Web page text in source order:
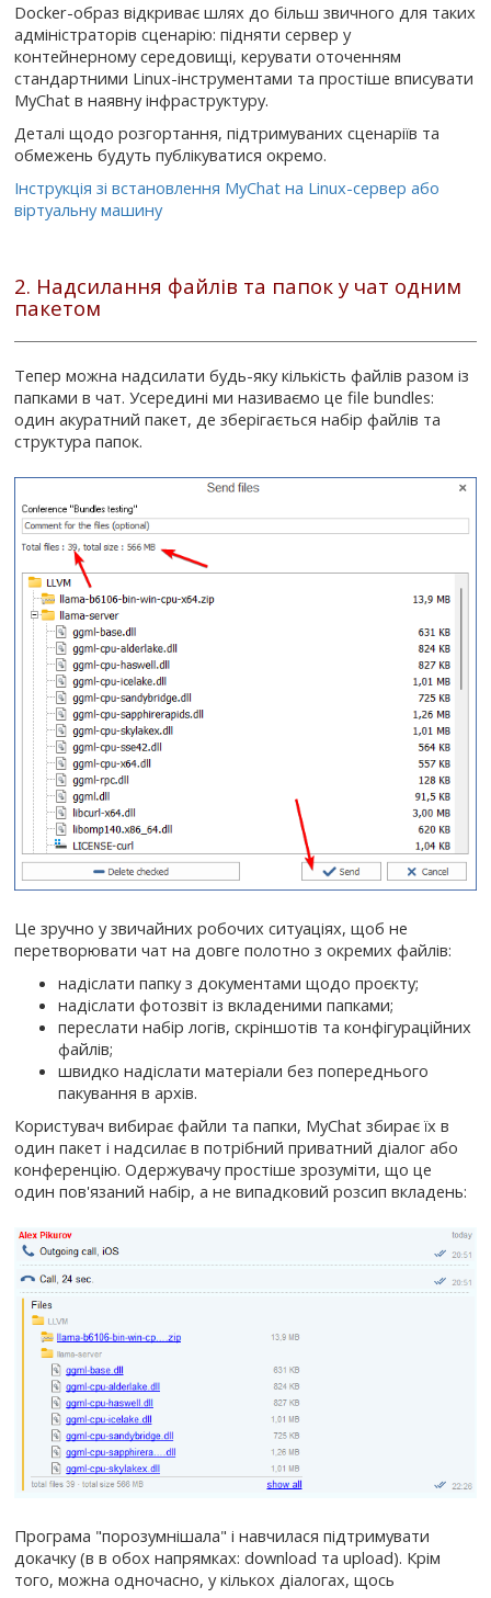
Docker-образ відкриває шлях до більш звичного для таких
адміністраторів сценарію: підняти сервер у
контейнерному середовищі, керувати оточенням
стандартними Linux-інструментами та простіше вписувати
MyChat в наявну інфраструктуру.
Деталі щодо розгортання, підтримуваних сценаріїв та
обмежень будуть публікуватися окремо.
Інструкція зі встановлення MyChat на Linux-сервер або
віртуальну машину
2. Надсилання файлів та папок у чат одним
пакетом
Тепер можна надсилати будь-яку кількість файлів разом із
папками в чат. Усередині ми називаємо це file bundles:
один акуратний пакет, де зберігається набір файлів та
структура папок.
Це зручно у звичайних робочих ситуаціях, щоб не
перетворювати чат на довге полотно з окремих файлів:
надіслати папку з документами щодо проєкту;
надіслати фотозвіт із вкладеними папками;
переслати набір логів, скріншотів та конфігураційних
файлів;
швидко надіслати матеріали без попереднього
пакування в архів.
Користувач вибирає файли та папки, MyChat збирає їх в
один пакет і надсилає в потрібний приватний діалог або
конференцію. Одержувачу простіше зрозуміти, що це
один пов'язаний набір, а не випадковий розсип вкладень:
Програма "порозумнішала" і навчилася підтримувати
докачку (в в обох напрямках: download та upload). Крім
того, можна одночасно, у кількох діалогах, щось